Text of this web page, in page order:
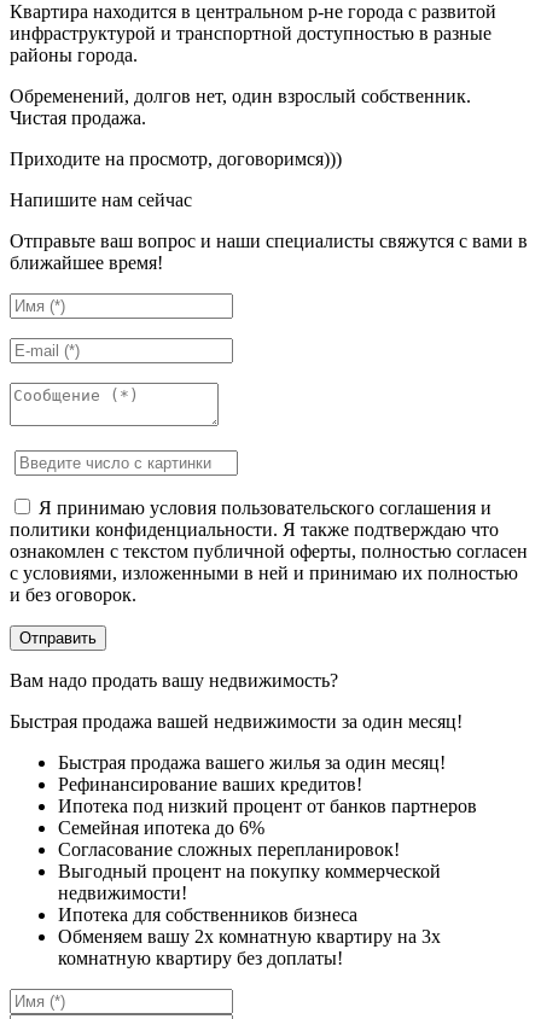
Квартира находится в центральном р-не города с развитой
инфраструктурой и транспортной доступностью в разные
районы города.
Обременений, долгов нет, один взрослый собственник.
Чистая продажа.
Приходите на просмотр, договоримся)))
Напишите нам сейчас
Отправьте ваш вопрос и наши специалисты свяжутся с вами в
ближайшее время!
Я принимаю условия пользовательского соглашения и
политики конфиденциальности. Я также подтверждаю что
ознакомлен с текстом публичной оферты, полностью согласен
с условиями, изложенными в ней и принимаю их полностью
и без оговорок.
Вам надо продать вашу недвижимость?
Быстрая продажа вашей недвижимости за один месяц!
Быстрая продажа вашего жилья за один месяц!
Рефинансирование ваших кредитов!
Ипотека под низкий процент от банков партнеров
Семейная ипотека до 6%
Согласование сложных перепланировок!
Выгодный процент на покупку коммерческой
недвижимости!
Ипотека для собственников бизнеса
Обменяем вашу 2х комнатную квартиру на 3х
комнатную квартиру без доплаты!